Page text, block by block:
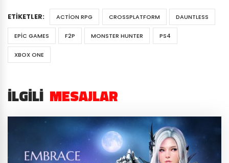
ETIKETLER: ACTION RPG CROSSPLATFORM DAUNTLESS
EPIC GAMES F2P MONSTER HUNTER PS4
XBOX ONE
İLGILI MESAJLAR